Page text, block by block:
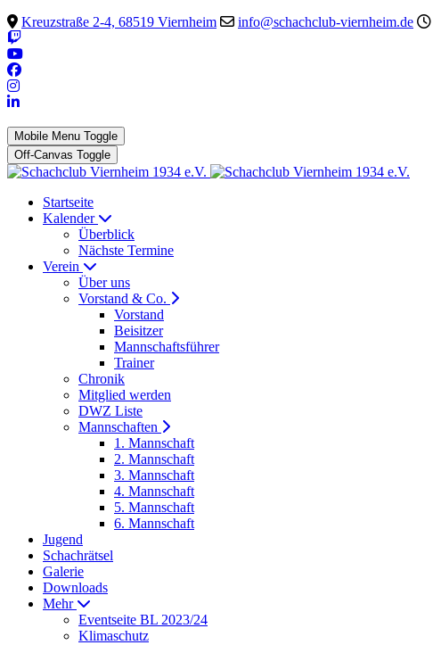
Kreuzstraße 2-4, 68519 Viernheim
info@schachclub-viernheim.de
Mobile Menu Toggle
Off-Canvas Toggle
Startseite
Kalender
Überblick
Nächste Termine
Verein
Über uns
Vorstand & Co.
Vorstand
Beisitzer
Mannschaftsführer
Trainer
Chronik
Mitglied werden
DWZ Liste
Mannschaften
1. Mannschaft
2. Mannschaft
3. Mannschaft
4. Mannschaft
5. Mannschaft
6. Mannschaft
Jugend
Schachrätsel
Galerie
Downloads
Mehr
Eventseite BL 2023/24
Klimaschutz